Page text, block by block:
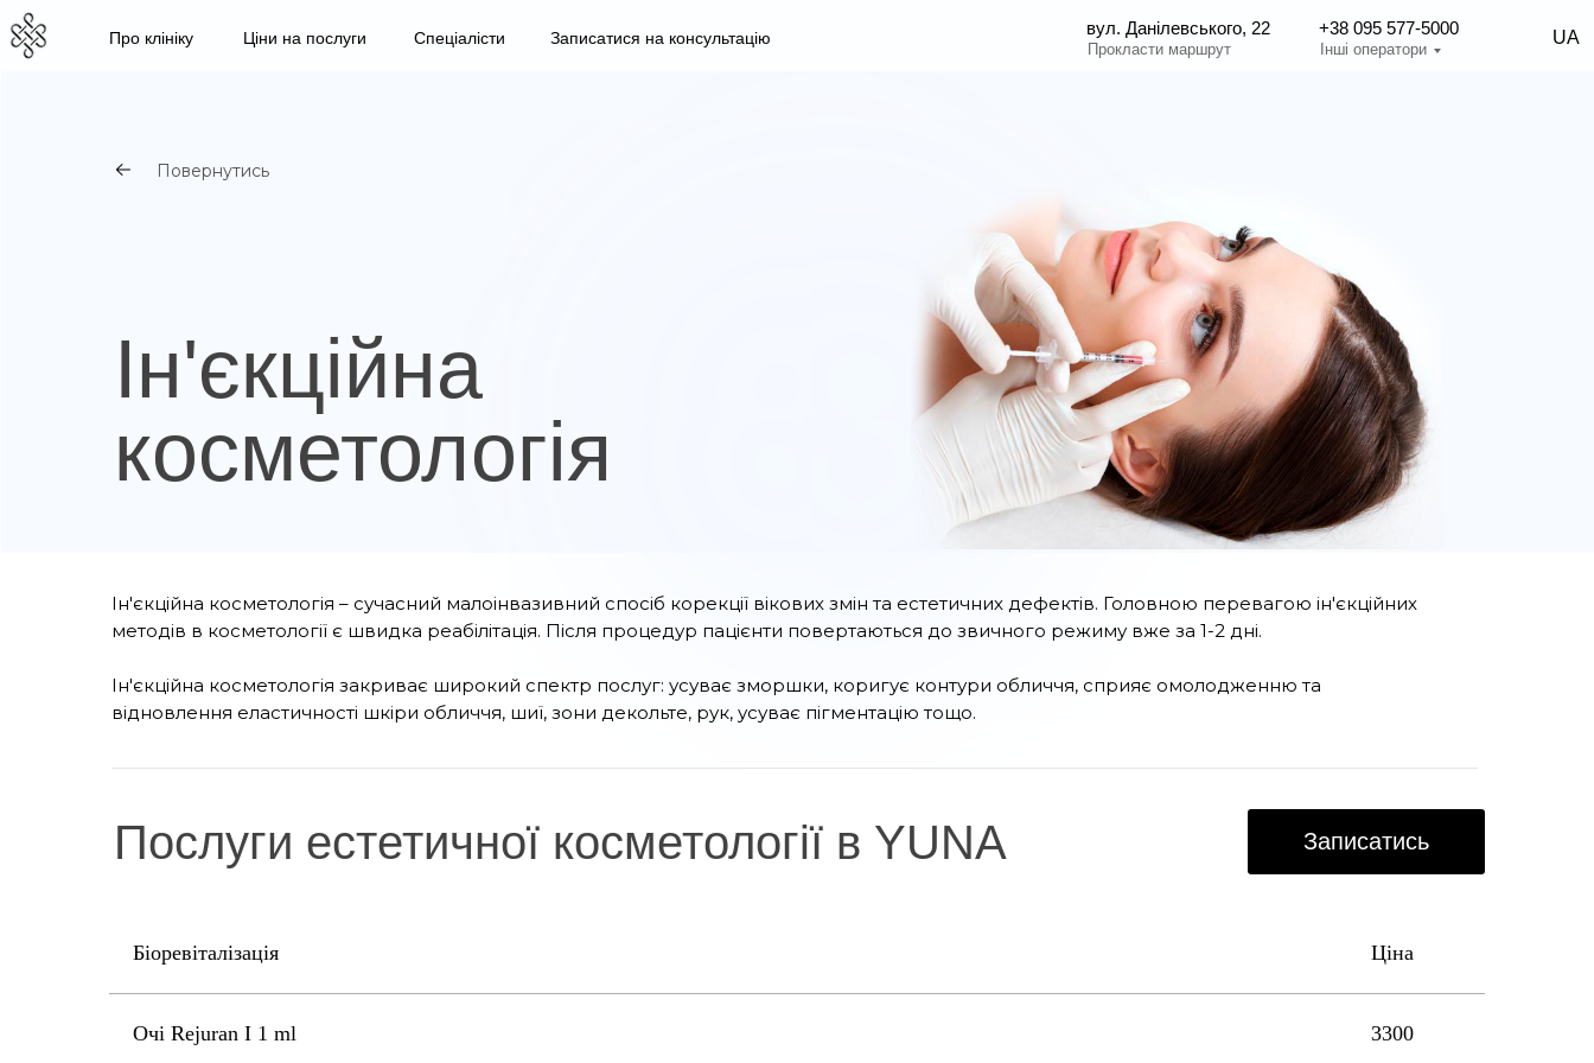
Про клініку Ціни на послуги UA
+38 095 577-5000
Спеціалісти Записатися на консультацію
Інші оператори
вул. Данілевського, 22
Прокласти маршрут
Ін'єкційна косметологія – сучасний малоінвазивний спосіб корекції вікових змін та естетичних дефектів. Головною перевагою ін'єкційних
методів в косметології є швидка реабілітація. Після процедур пацієнти повертаються до звичного режиму вже за 1-2 дні.
Ін'єкційна косметологія закриває широкий спектр послуг: усуває зморшки, коригує контури обличчя, сприяє омолодженню та
відновлення еластичності шкіри обличчя, шиї, зони декольте, рук, усуває пігментацію тощо.
Ін'єкційна
косметологія
Повернутись
Послуги естетичної косметології в YUNA Записатись
Біоревіталізація Ціна
Очі Rejuran I 1 ml 3300